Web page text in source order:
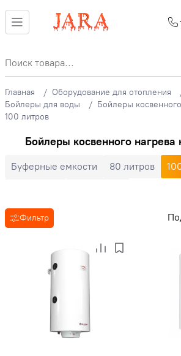
Главная
Оборудование для отопления
Бойлеры для воды
Бойлеры
100 литров
Бойлеры косвенного нагрева
Буферные емкости 80 литров
Фильтр